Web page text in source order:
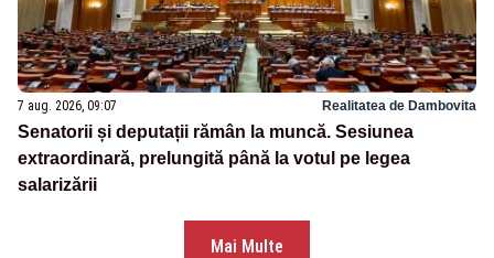
7 aug. 2026, 09:07 Realitatea de Dambovita
Senatorii și deputații rămân la muncă. Sesiunea
extraordinară, prelungită până la votul pe legea
salarizării
Mai Multe